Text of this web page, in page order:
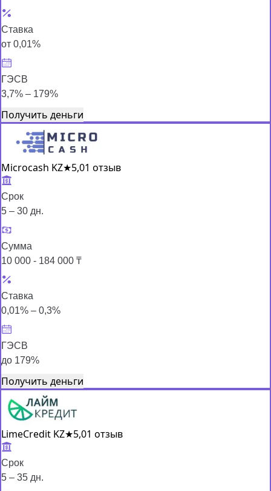
Ставка
от 0,01%
ГЭСВ
3,7% – 179%
Получить деньги
Microcash KZ★5,01 отзыв
Срок
5 – 30 дн.
Сумма
10 000 - 184 000 ₸
Ставка
0,01% – 0,3%
ГЭСВ
до 179%
Получить деньги
LimeCredit KZ★5,01 отзыв
Срок
5 – 35 дн.